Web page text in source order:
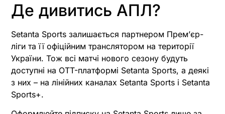
Де дивитись АПЛ?
Setanta Sports залишається партнером Премʼєр-
ліги та її офіційним транслятором на території
України. Тож всі матчі нового сезону будуть
доступні на OTT-платформі Setanta Sports, а деякі
з них – на лінійних каналах Setanta Sports і Setanta
Sports+.